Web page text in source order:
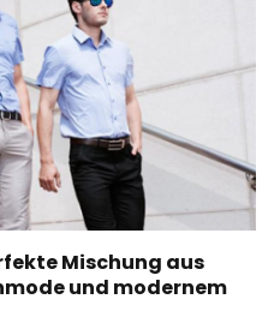
Mischung aus
und modernem